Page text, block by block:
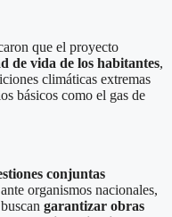
que el proyecto
de vida de los habitantes,
climáticas extremas
básicos como el gas de
conjuntas
ante organismos nacionales,
garantizar obras